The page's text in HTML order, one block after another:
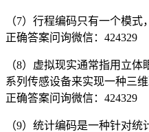
（7）行程编码只有一个模式
正确答案问询微信：424329
（8）虚拟现实通常指用立
系列传感设备来实现一种三维
正确答案问询微信：424329
（9）统计编码是一种针对